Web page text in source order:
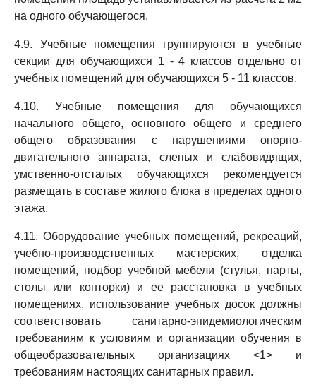
на одного обучающегося.
4.9. Учебные помещения группируются в учебные
секции для обучающихся 1 - 4 классов отдельно от
учебных помещений для обучающихся 5 - 11 классов.
4.10. Учебные помещения для обучающихся
начального общего, основного общего и среднего
общего образования с нарушениями опорно-
двигательного аппарата, слепых и слабовидящих,
умственно-отсталых обучающихся рекомендуется
размещать в составе жилого блока в пределах одного
этажа.
4.11. Оборудование учебных помещений, рекреаций,
учебно-производственных мастерских, отделка
помещений, подбор учебной мебели (стулья, парты,
столы или конторки) и ее расстановка в учебных
помещениях, использование учебных досок должны
соответствовать санитарно-эпидемиологическим
требованиям к условиям и организации обучения в
общеобразовательных организациях <1> и
требованиям настоящих санитарных правил.